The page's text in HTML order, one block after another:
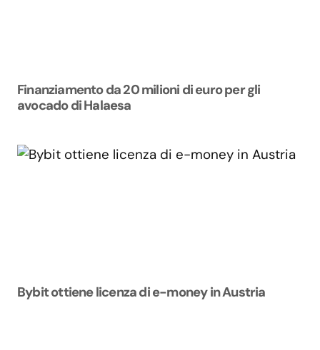
Finanziamento da 20 milioni di euro per gli
avocado di Halaesa
Bybit ottiene licenza di e-money in Austria